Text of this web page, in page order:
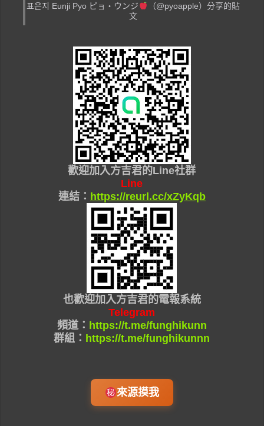
표은지 Eunji Pyo ピョ・ウンジ
（@pyoapple）分享的貼
文
歡迎加入方吉君的Line社群
Line
連結： https://reurl.cc/xZyKqb
也歡迎加入方吉君的電報系統
Telegram
頻道： https://t.me/funghikunn
群組： https://t.me/funghikunnn
來源摸我